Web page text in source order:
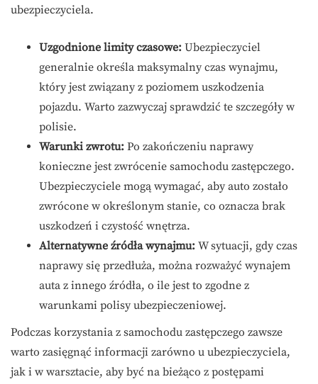
ubezpieczyciela.
Uzgodnione limity czasowe: Ubezpieczyciel
generalnie określa maksymalny czas wynajmu,
który jest związany z poziomem uszkodzenia
pojazdu. Warto zazwyczaj sprawdzić te szczegóły w
polisie.
Warunki zwrotu: Po zakończeniu naprawy
konieczne jest zwrócenie samochodu zastępczego.
Ubezpieczyciele mogą wymagać, aby auto zostało
zwrócone w określonym stanie, co oznacza brak
uszkodzeń i czystość wnętrza.
Alternatywne źródła wynajmu: W sytuacji, gdy czas
naprawy się przedłuża, można rozważyć wynajem
auta z innego źródła, o ile jest to zgodne z
warunkami polisy ubezpieczeniowej.
Podczas korzystania z samochodu zastępczego zawsze
warto zasięgnąć informacji zarówno u ubezpieczyciela,
jak i w warsztacie, aby być na bieżąco z postępami